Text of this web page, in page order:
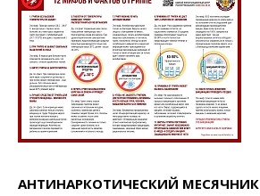
АНТИНАРКОТИЧЕСКИЙ МЕСЯЧНИК